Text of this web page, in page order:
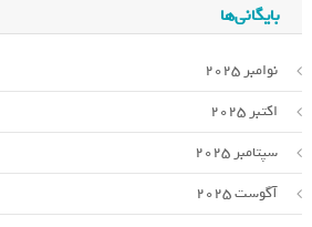
بایگانی‌ها
نوامبر 2025
اکتبر 2025
سپتامبر 2025
آگوست 2025